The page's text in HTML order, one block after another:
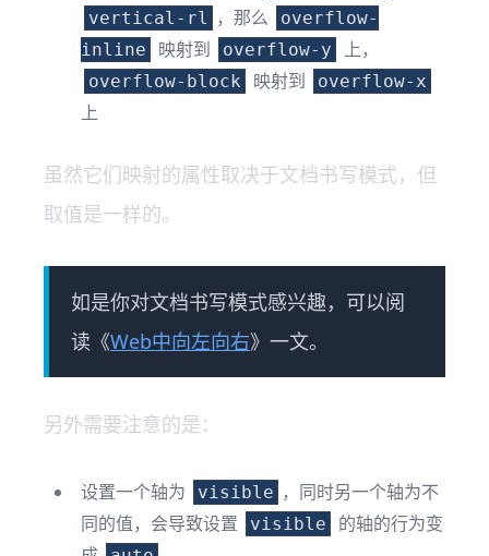
vertical-rl ，那么
overflow-
inline
映射到 overflow-y 上，
overflow-block 映射到 overflow-x
上
虽然它们映射的属性取决于文档书写模式，但
取值是一样的。
如是你对文档书写模式感兴趣，可以阅
读《Web中向左向右》一文。
另外需要注意的是：
设置一个轴为 visible ，同时另一个轴为不
同的值，会导致设置
visible
的轴的行为变